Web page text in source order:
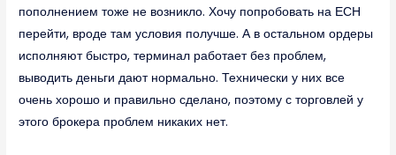
пополнением тоже не возникло. Хочу попробовать на ЕСН
перейти, вроде там условия получше. А в остальном ордеры
исполняют быстро, терминал работает без проблем,
выводить деньги дают нормально. Технически у них все
очень хорошо и правильно сделано, поэтому с торговлей у
этого брокера проблем никаких нет.